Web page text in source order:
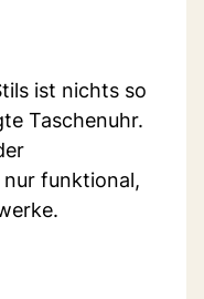
ist nichts so
Taschenuhr.
funktional,